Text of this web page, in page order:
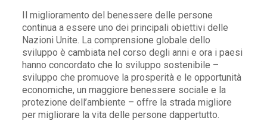
Il miglioramento del benessere delle persone
continua a essere uno dei principali obiettivi delle
Nazioni Unite. La comprensione globale dello
sviluppo è cambiata nel corso degli anni e ora i paesi
hanno concordato che lo sviluppo sostenibile –
sviluppo che promuove la prosperità e le opportunità
economiche, un maggiore benessere sociale e la
protezione dell’ambiente – offre la strada migliore
per migliorare la vita delle persone dappertutto.